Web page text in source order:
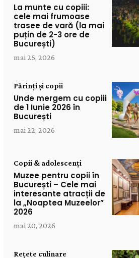
La munte cu copiii:
cele mai frumoase
trasee de vară (la mai
puțin de 2-3 ore de
București)
mai 25, 2026
Părinți și copii
Unde mergem cu copiii
de 1 Iunie 2026 în
București
mai 22, 2026
Copii & adolescenți
Muzee pentru copii în
București – Cele mai
interesante atracții de
la „Noaptea Muzeelor”
2026
mai 20, 2026
Rețete culinare